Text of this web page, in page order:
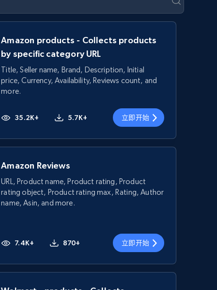
Amazon products - Collects products
by specific category URL
Title, Seller name, Brand, Description, Initial
price, Currency, Availability, Reviews count, and
more.
35.2K+ 5.7K+ 立即开始
Amazon Reviews
URL, Product name, Product rating, Product
rating object, Product rating max, Rating, Author
name, Asin, and more.
7.4K+ 870+ 立即开始